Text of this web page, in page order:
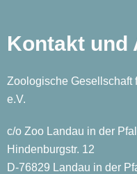
Kontakt und
Zoologische Gesellschaft
e.V.
c/o Zoo Landau in der
Hindenburgstr. 12
D-76829 Landau in der